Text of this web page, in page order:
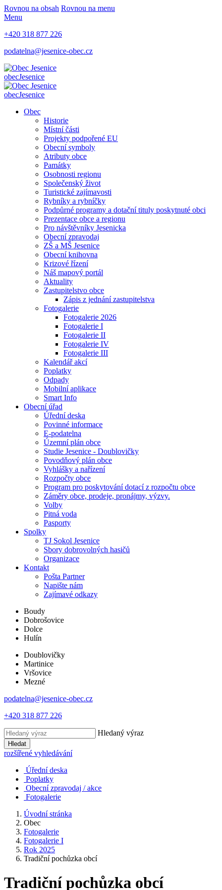
Rovnou na obsah Rovnou na menu
Menu
+420 318 877 226
podatelna@jesenice-obec.cz
obecJesenice
obecJesenice
Obec
Historie
Místní části
Projekty podpořené EU
Obecní symboly
Atributy obce
Památky
Osobnosti regionu
Společenský život
Turistické zajímavosti
Rybníky a rybníčky
Podpůrné programy a dotační tituly poskytnuté obci
Prezentace obce a regionu
Pro návštěvníky Jesenicka
Obecní zpravodaj
ZŠ a MŠ Jesenice
Obecní knihovna
Krizové řízení
Náš mapový portál
Aktuality
Zastupitelstvo obce
Zápis z jednání zastupitelstva
Fotogalerie
Fotogalerie 2026
Fotogalerie I
Fotogalerie II
Fotogalerie IV
Fotogalerie III
Kalendář akcí
Poplatky
Odpady
Mobilní aplikace
Smart Info
Obecní úřad
Úřední deska
Povinné informace
E-podatelna
Územní plán obce
Studie Jesenice - Doublovičky
Povodňový plán obce
Vyhlášky a nařízení
Rozpočty obce
Program pro poskytování dotací z rozpočtu obce
Záměry obce, prodeje, pronájmy, výzvy.
Volby
Pitná voda
Pasporty
Spolky
TJ Sokol Jesenice
Sbory dobrovolných hasičů
Organizace
Kontakt
Pošta Partner
Napište nám
Zajímavé odkazy
Boudy
Dobrošovice
Dolce
Hulín
Doublovičky
Martinice
Vršovice
Mezné
podatelna@jesenice-obec.cz
+420 318 877 226
Hledaný výraz
Hledat
rozšířené vyhledávání
Úřední deska
Poplatky
Obecní zpravodaj / akce
Fotogalerie
Úvodní stránka
Obec
Fotogalerie
Fotogalerie I
Rok 2025
Tradiční pochůzka obcí
Tradiční pochůzka obcí